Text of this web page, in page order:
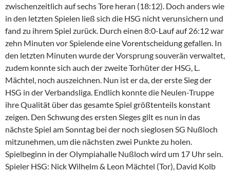
zwischenzeitlich auf sechs Tore heran (18:12). Doch anders wie
in den letzten Spielen ließ sich die HSG nicht verunsichern und
fand zu ihrem Spiel zurück. Durch einen 8:0-Lauf auf 26:12 war
zehn Minuten vor Spielende eine Vorentscheidung gefallen. In
den letzten Minuten wurde der Vorsprung souverän verwaltet,
zudem konnte sich auch der zweite Torhüter der HSG, L.
Mächtel, noch auszeichnen. Nun ist er da, der erste Sieg der
HSG in der Verbandsliga. Endlich konnte die Neulen-Truppe
ihre Qualität über das gesamte Spiel größtenteils konstant
zeigen. Den Schwung des ersten Sieges gilt es nun in das
nächste Spiel am Sonntag bei der noch sieglosen SG Nußloch
mitzunehmen, um die nächsten zwei Punkte zu holen.
Spielbeginn in der Olympiahalle Nußloch wird um 17 Uhr sein.
Spieler HSG: Nick Wilhelm & Leon Mächtel (Tor), David Kolb